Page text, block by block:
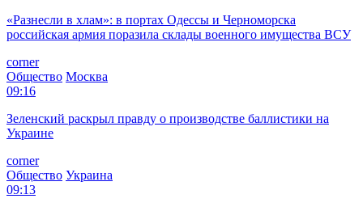
«Разнесли в хлам»: в портах Одессы и Черноморска
российская армия поразила склады военного имущества ВСУ
corner
Общество Москва
09:16
Зеленский раскрыл правду о производстве баллистики на
Украине
corner
Общество Украина
09:13